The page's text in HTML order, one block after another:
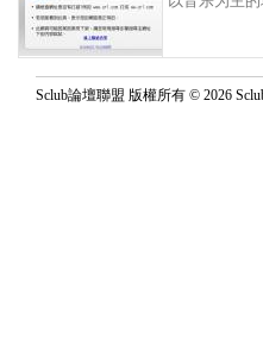
Sclub論壇聯盟 版權所有 © 2026